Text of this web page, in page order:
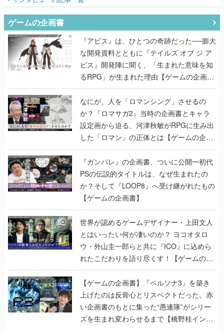
ゲームの企画書
『アビス』は、ひとつの奇跡だった──膨大
な開発資料とともに『テイルズ オブ ジ ア
ビス』開発陣に聞く、「生まれた意味を知
るRPG」が生まれた理由【ゲームの企画
書】
なにが、人を「ロマンシング」させるの
か？『ロマサガ2』当時の企画書とキャラ
設定画から迫る、河津秋敏がRPGに生み出
した「ロマン」の正体とは【ゲームの企画
書】
『ガンパレ』の企画書、ついに公開━初代
PSの伝説的タイトルは、なぜ生まれたの
か？そして『LOOP8』へ受け継がれたもの
【ゲームの企画書】
世界が認めるゲームデザイナー・上田文人
とはいったい何が凄いのか？ ヨコオタロ
ウ・外山圭一郎らと共に『ICO』に込めら
れたこだわりを語り尽くす！【ゲームの企
画書】
【ゲームの企画書】『ペルソナ3』を築き
上げたのは反骨心とリスペクトだった。赤
い企画書のもとに集った“愚連隊”がシリー
ズを生まれ変わらせるまで【橋野桂インタ